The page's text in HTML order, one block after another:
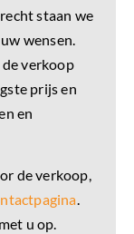
staan we
wensen.
verkoop
prijs en
en
de verkoop,
.
u op.